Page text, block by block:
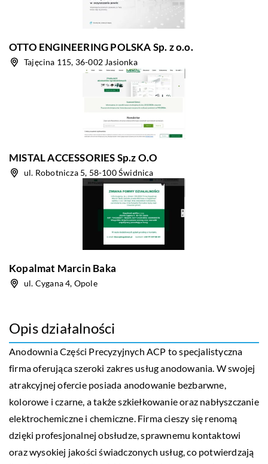
OTTO ENGINEERING POLSKA Sp. z o.o.
Tajęcina 115, 36-002 Jasionka
MISTAL ACCESSORIES Sp.z O.O
ul. Robotnicza 5, 58-100 Świdnica
Kopalmat Marcin Baka
ul. Cygana 4, Opole
Opis działalności
Anodownia Części Precyzyjnych ACP to specjalistyczna
firma oferująca szeroki zakres usług anodowania. W swojej
atrakcyjnej ofercie posiada anodowanie bezbarwne,
kolorowe i czarne, a także szkiełkowanie oraz nabłyszczanie
elektrochemiczne i chemiczne. Firma cieszy się renomą
dzięki profesjonalnej obsłudze, sprawnemu kontaktowi
oraz wysokiej jakości świadczonych usług, co potwierdzają